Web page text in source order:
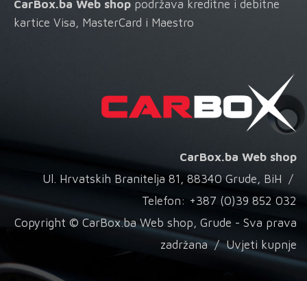
CarBox.ba Web shop podržava kreditne i debitne
kartice Visa, MasterCard i Maestro
CarBox.ba Web shop
Ul. Hrvatskih Branitelja 81, 88340 Grude, BiH /
Telefon: +387 (0)39 852 032
Copyright © CarBox.ba Web shop, Grude - Sva prava
zadržana /Uvjeti kupnje